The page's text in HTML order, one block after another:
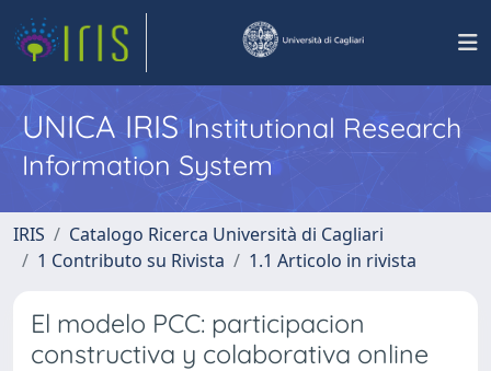
UNICA IRISInstitutional Research
Information System
IRIS
Catalogo Ricerca Università di Cagliari
1 Contributo su Rivista
1.1 Articolo in rivista
El modelo PCC: participacion
constructiva y colaborativa online